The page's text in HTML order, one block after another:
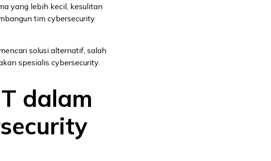
yang lebih kecil, kesulitan
tim cybersecurity
solusi alternatif, salah
spesialis cybersecurity.
dalam